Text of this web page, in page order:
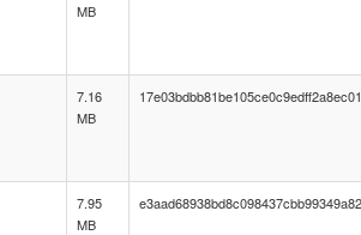
MB
7.16
MB
17e03bdbb81be105ce0c9edff2a8ec01
7.95
MB